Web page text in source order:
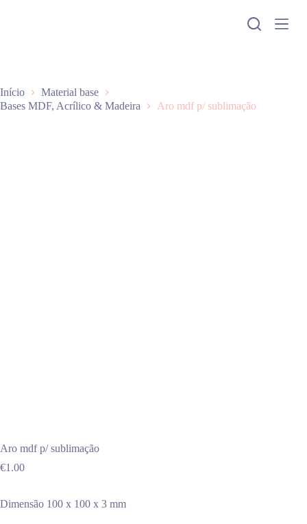
a
r
a
Início
Material base
Bases MDF, Acrílico & Madeira
Aro mdf p/ sublimação
Aro mdf p/ sublimação
€1.00
Dimensão 100 x 100 x 3 mm